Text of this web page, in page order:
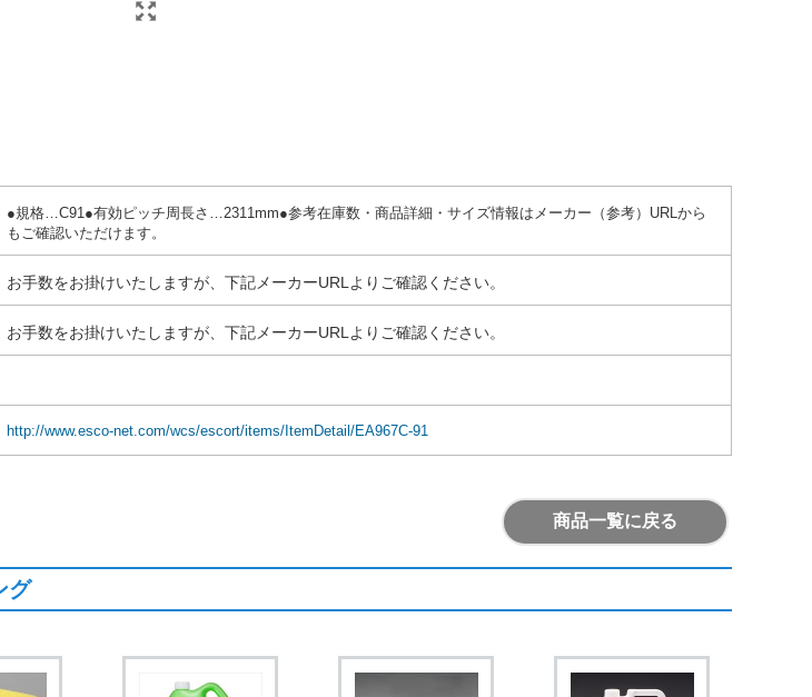
●規格…C91●有効ピッチ周長さ…2311mm●参考在庫数・商品詳細・サイズ情報はメーカー（参考）URLから
もご確認いただけます。
お手数をお掛けいたしますが、下記メーカーURLよりご確認ください。
お手数をお掛けいたしますが、下記メーカーURLよりご確認ください。
http://www.esco-net.com/wcs/escort/items/ItemDetail/EA967C-91
商品一覧に戻る
グ